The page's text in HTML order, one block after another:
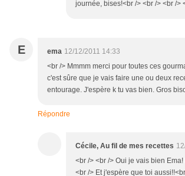
journée, bises!<br /> <br /> <br />
E ema 12/12/2011 14:33
<br /> Mmmm merci pour toutes ces
c'est sûre que je vais faire une ou deux
entourage. J'espère k tu vas bien. Gros
Répondre
Cécile, Au fil de mes recettes
<br /> <br /> Oui je vais bien
<br /> Et j'espère que toi